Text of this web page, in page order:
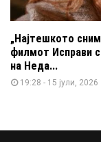
„Најтешкото
филмот Исправи
на Неда...
19:28 - 15 јули, 2026